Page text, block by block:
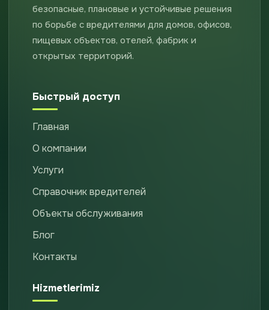
безопасные, плановые и устойчивые решения
по борьбе с вредителями для домов, офисов,
пищевых объектов, отелей, фабрик и
открытых территорий.
Быстрый доступ
Главная
О компании
Услуги
Справочник вредителей
Объекты обслуживания
Блог
Контакты
Hizmetlerimiz